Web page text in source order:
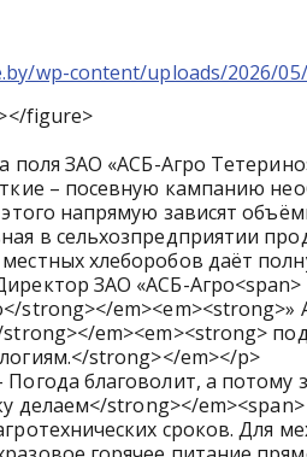
wp-content/uploads/2026/
figure>
поля ЗАО «АСБ-Агро
– посевную кампанию
напрямую зависят
в сельхозпредприятии
хлеборобов даёт
ЗАО «АСБ-
strong></em><em><strong>»
em><em><strong>
strong></em></p>
Погода благоволит, а
делаем</strong></
сроков. Для